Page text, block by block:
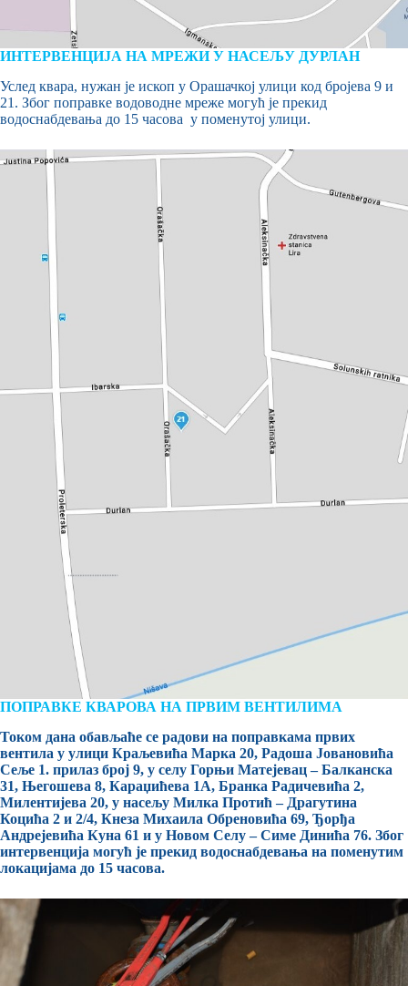
ИНТЕРВЕНЦИЈА НА МРЕЖИ У НАСЕЉУ ДУРЛАН
Услед квара, нужан је ископ у Орашачкој улици код бројева 9 и
21. Због поправке водоводне мреже могућ је прекид
водоснабдевања до 15 часова у поменутој улици.
ПОПРАВКЕ КВАРОВА НА ПРВИМ ВЕНТИЛИМА
Током дана обављаће се радови на поправкама првих
вентила у улици Краљевића Марка 20, Радоша Јовановића
Сеље 1. прилаз број 9, у селу Горњи Матејевац – Балканска
31, Његошева 8, Караџићева 1А, Бранка Радичевића 2,
Милентијева 20, у насељу Милка Протић – Драгутина
Коцића 2 и 2/4, Кнеза Михаила Обреновића 69, Ђорђа
Андрејевића Куна 61 и у Новом Селу – Симе Динића 76. Због
интервенција могућ је прекид водоснабдевања на поменутим
локацијама до 15 часова.